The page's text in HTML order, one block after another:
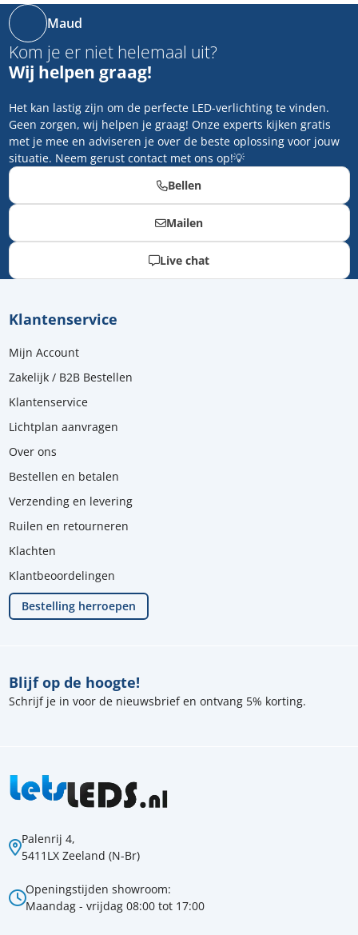
Maud
Kom je er niet helemaal uit?
Wij helpen graag!
Het kan lastig zijn om de perfecte LED-verlichting te vinden.
Geen zorgen, wij helpen je graag! Onze experts kijken gratis
met je mee en adviseren je over de beste oplossing voor jouw
situatie. Neem gerust contact met ons op!💡
Bellen
Mailen
Live chat
Palenrij 4,
5411LX Zeeland (N-Br)
Openingstijden showroom:
Maandag - vrijdag 08:00 tot 17:00
Blijf op de hoogte!
Schrijf je in voor de nieuwsbrief en ontvang 5% korting.
Klantenservice
Mijn Account
Zakelijk / B2B Bestellen
Klantenservice
Lichtplan aanvragen
Over ons
Bestellen en betalen
Verzending en levering
Ruilen en retourneren
Klachten
Klantbeoordelingen
Bestelling herroepen